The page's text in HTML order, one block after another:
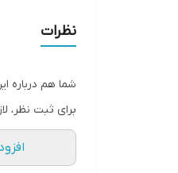
نظرات
شما هم درباره
برای ثبت نظر،